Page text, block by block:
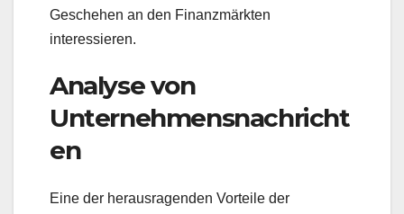
Geschehen an den Finanzmärkten
interessieren.
Analyse von
Unternehmensnachricht
en
Eine der herausragenden Vorteile der